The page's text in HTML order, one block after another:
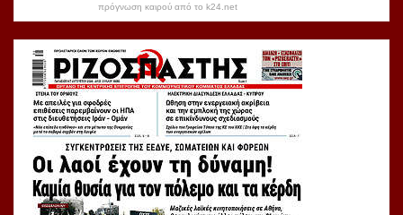
πρόγνωση καιρού από το k24.net